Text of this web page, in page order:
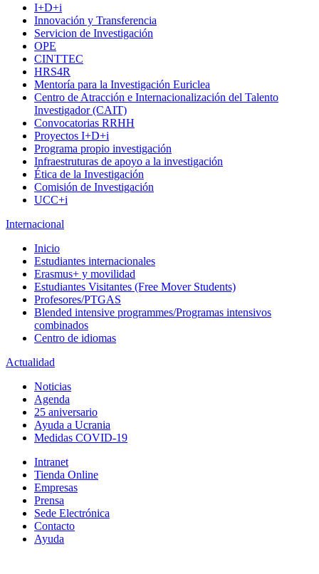
I+D+i
Innovación y Transferencia
Servicion de Investigación
OPE
CINTTEC
HRS4R
Mentoría para la Investigación Euriclea
Centro de Atracción e Internacionalización del Talento
Investigador (CAIT)
Convocatorias RRHH
Proyectos I+D+i
Programa propio investigación
Infraestruturas de apoyo a la investigación
Ética de la Investigación
Comisión de Investigación
UCC+i
Internacional
Inicio
Estudiantes internacionales
Erasmus+ y movilidad
Estudiantes Visitantes (Free Mover Students)
Profesores/PTGAS
Blended intensive programmes/Programas intensivos
combinados
Centro de idiomas
Actualidad
Noticias
Agenda
25 aniversario
Ayuda a Ucrania
Medidas COVID-19
Intranet
Tienda Online
Empresas
Prensa
Sede Electrónica
Contacto
Ayuda